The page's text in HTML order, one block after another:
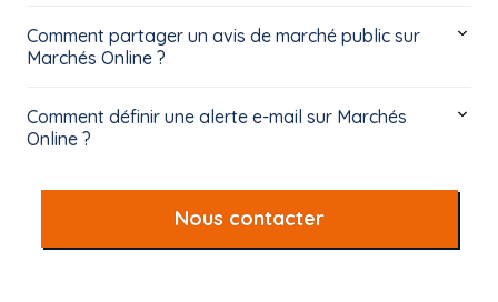
Comment partager un avis de marché public sur
Marchés Online ?
Comment définir une alerte e-mail sur Marchés
Online ?
Nous contacter